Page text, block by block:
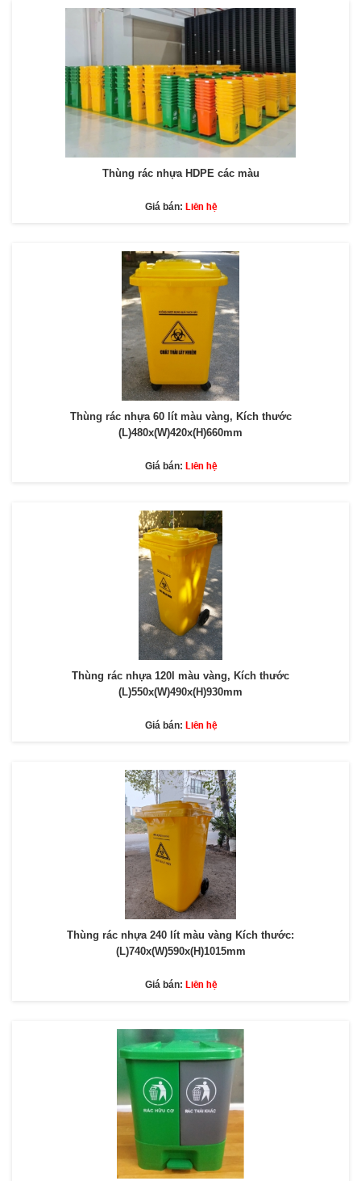
Thùng rác nhựa HDPE các màu
Giá bán: Liên hệ
Thùng rác nhựa 60 lít màu vàng, Kích thước
(L)480x(W)420x(H)660mm
Giá bán: Liên hệ
Thùng rác nhựa 120l màu vàng, Kích thước
(L)550x(W)490x(H)930mm
Giá bán: Liên hệ
Thùng rác nhựa 240 lít màu vàng Kích thước:
(L)740x(W)590x(H)1015mm
Giá bán: Liên hệ